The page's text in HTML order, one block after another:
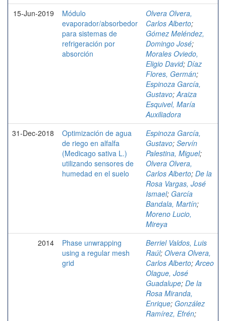
15-Jun-2019
Módulo
evaporador/absorbedor
para sistemas de
refrigeración por
absorción
Olvera Olvera,
Carlos Alberto;
Gómez Meléndez,
Domingo José;
Morales Oviedo,
Eligio David; Díaz
Flores, Germán;
Espinoza García,
Gustavo; Araiza
Esquivel, María
Auxiliadora
31-Dec-2018
Optimización de agua
de riego en alfalfa
(Medicago sativa L.)
utilizando sensores de
humedad en el suelo
Espinoza García,
Gustavo; Servín
Palestina, Miguel;
Olvera Olvera,
Carlos Alberto; De la
Rosa Vargas, José
Ismael; García
Bandala, Martín;
Moreno Lucio,
Mireya
2014
Phase unwrapping
using a regular mesh
grid
Berriel Valdos, Luis
Raúl; Olvera Olvera,
Carlos Alberto; Arceo
Olague, José
Guadalupe; De la
Rosa Miranda,
Enrique; González
Ramírez, Efrén;